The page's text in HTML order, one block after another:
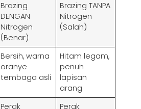
Brazing
DENGAN
Nitrogen
(Benar)
Brazing TANPA
Nitrogen
(Salah)
Bersih, warna
oranye
tembaga asli
Hitam legam,
penuh
lapisan
arang
Perak
Perak